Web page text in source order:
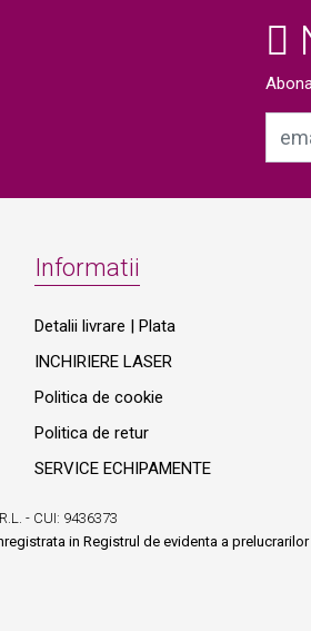
Informatii
Detalii livrare | Plata
INCHIRIERE LASER
Politica de cookie
Politica de retur
SERVICE ECHIPAMENTE
- CUI: 9436373
in Registrul de evidenta a